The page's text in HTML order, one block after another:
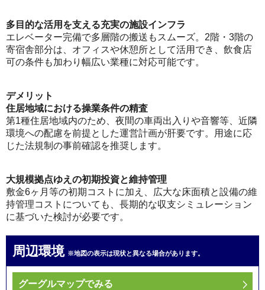
多目的な活用を支える充実の施設インフラ
エレベーター完備で多層階の搬送もスムーズ。2階・3階の
寄宿舎部分は、オフィスや休憩所として活用でき、飲食店
可の条件も加わり幅広い業種に対応可能です。
デメリット
住居地域における操業条件の精査
第1種住居地域内のため、夜間の車両出入りや音響等、近隣
環境への配慮を前提とした運営計画が肝要です。用途に応
じた法規制の事前確認を推奨します。
大規模拠点ゆえの初期投資と維持管理
敷金6ヶ月等の初期コストに加え、広大な床面積と設備の維
持管理コストについても、長期的な収支シミュレーション
に基づいた検討が必要です。
周辺環境 ※地図の表示は現状と異なる場合があります。
グーグルマップでみる